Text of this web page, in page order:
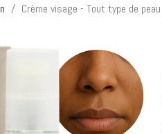
Crème visage - Tout type de peau